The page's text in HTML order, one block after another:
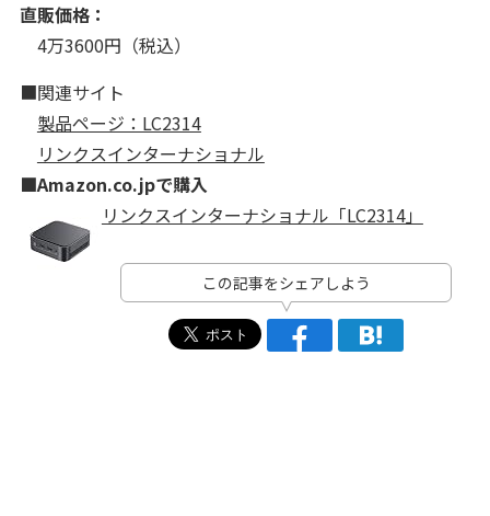
直販価格：
4万3600円（税込）
■関連サイト
製品ページ：LC2314
リンクスインターナショナル
■Amazon.co.jpで購入
リンクスインターナショナル「LC2314」
この記事をシェアしよう